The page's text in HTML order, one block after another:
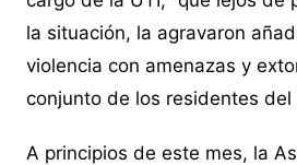
la situación, la agravaron
violencia con amenazas y
conjunto de los residentes del
A principios de este mes, la